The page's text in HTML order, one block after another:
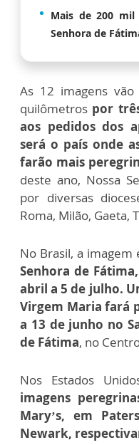
Mais de 200 mil
Senhora de
As 12 imagens
quilômetros por
aos pedidos dos
será o país onde
farão mais
deste ano, Nossa
por diversas
Roma, Milão, Gaeta,
No Brasil, a imagem
Senhora de
abril a 5 de julho.
Virgem Maria fará
a 13 de junho no
de Fátima, no
Nos Estados
imagens
Mary’s, em
Newark,